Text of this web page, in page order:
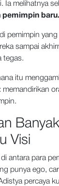
Ia melihatnya
pemimpin
pemimpin
sampai
tegas.
itu
memandirikan
Visi
antara para
punya ego,
percaya